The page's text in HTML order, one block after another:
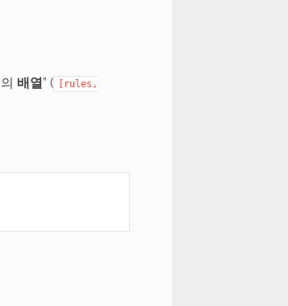
의 배열” (
[rules,